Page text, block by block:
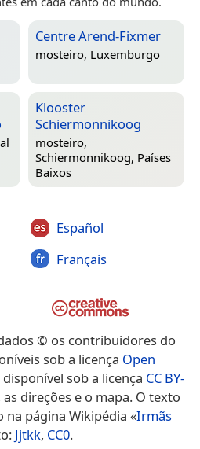
Centre Arend-Fixmer
mosteiro, Luxemburgo
Klooster
Schiermonnikoog
mosteiro,
Schiermonnikoog, Países
Baixos
Español
Français
© os contribuidores do
sob a licença Open
sob a licença CC BY-
direções e o mapa. O texto
na página Wikipédia «Irmãs
Jjtkk, CC0.